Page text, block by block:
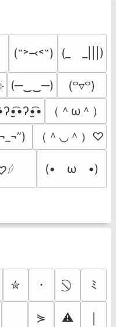
(˶˃⤙˂˶) (_　_|||)
(─‿‿─)
(꒪▿꒪)
（＾ω＾）
（＾◡＾）♡
(•　ω　•)
✮ ･ ﾐ
⋟ ⚠